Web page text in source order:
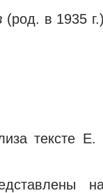
(род. в 1935
тексте